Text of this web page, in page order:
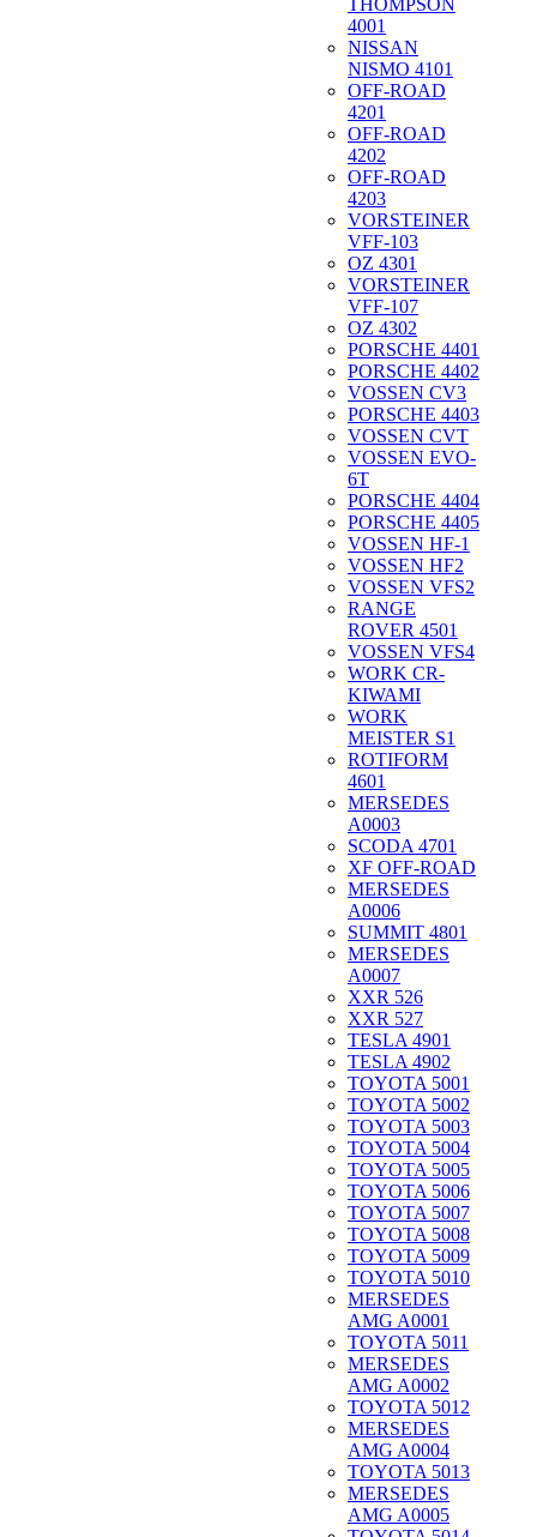
THOMPSON
4001
NISSAN
NISMO 4101
OFF-ROAD
4201
OFF-ROAD
4202
OFF-ROAD
4203
VORSTEINER
VFF-103
OZ 4301
VORSTEINER
VFF-107
OZ 4302
PORSCHE 4401
PORSCHE 4402
VOSSEN CV3
PORSCHE 4403
VOSSEN CVT
VOSSEN EVO-
6T
PORSCHE 4404
PORSCHE 4405
VOSSEN HF-1
VOSSEN HF2
VOSSEN VFS2
RANGE
ROVER 4501
VOSSEN VFS4
WORK CR-
KIWAMI
WORK
MEISTER S1
ROTIFORM
4601
MERSEDES
A0003
SCODA 4701
XF OFF-ROAD
MERSEDES
A0006
SUMMIT 4801
MERSEDES
A0007
XXR 526
XXR 527
TESLA 4901
TESLA 4902
TOYOTA 5001
TOYOTA 5002
TOYOTA 5003
TOYOTA 5004
TOYOTA 5005
TOYOTA 5006
TOYOTA 5007
TOYOTA 5008
TOYOTA 5009
TOYOTA 5010
MERSEDES
AMG A0001
TOYOTA 5011
MERSEDES
AMG A0002
TOYOTA 5012
MERSEDES
AMG A0004
TOYOTA 5013
MERSEDES
AMG A0005